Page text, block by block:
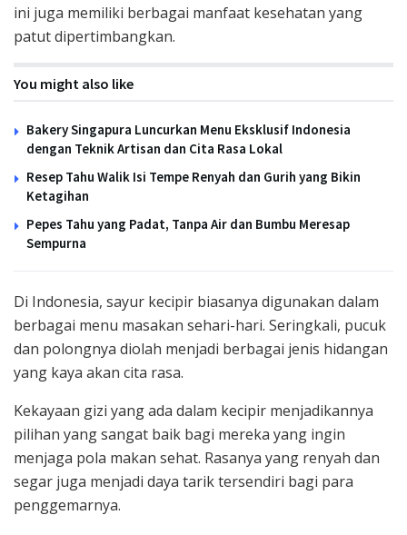
ini juga memiliki berbagai manfaat kesehatan yang
patut dipertimbangkan.
You might also like
Bakery Singapura Luncurkan Menu Eksklusif Indonesia
dengan Teknik Artisan dan Cita Rasa Lokal
Resep Tahu Walik Isi Tempe Renyah dan Gurih yang Bikin
Ketagihan
Pepes Tahu yang Padat, Tanpa Air dan Bumbu Meresap
Sempurna
Di Indonesia, sayur kecipir biasanya digunakan dalam
berbagai menu masakan sehari-hari. Seringkali, pucuk
dan polongnya diolah menjadi berbagai jenis hidangan
yang kaya akan cita rasa.
Kekayaan gizi yang ada dalam kecipir menjadikannya
pilihan yang sangat baik bagi mereka yang ingin
menjaga pola makan sehat. Rasanya yang renyah dan
segar juga menjadi daya tarik tersendiri bagi para
penggemarnya.